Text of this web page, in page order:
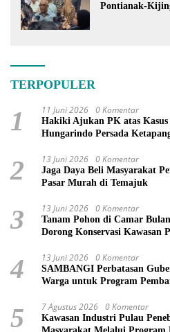
Pontianak-
TERPOPULER
1 11 Juni 2026 0 Komentar
Hakiki Ajukan PK atas Kasus
Hungarindo Persada
2 13 Juni 2026 0 Komentar
Jaga Daya Beli Masyarakat
Pasar Murah di Temajuk
3 13 Juni 2026 0 Komentar
Tanam Pohon di Camar
Dorong Konservasi Kawasan
4 13 Juni 2026 0 Komentar
SAMBANGI Perbatasan
Warga untuk Program
5 7 Agustus 2026 0 Komentar
Kawasan Industri Pulau